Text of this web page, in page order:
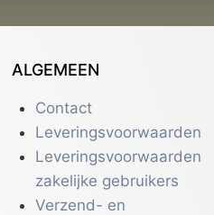
ALGEMEEN
Contact
Leveringsvoorwaarden
Leveringsvoorwaarden
zakelijke gebruikers
Verzend- en